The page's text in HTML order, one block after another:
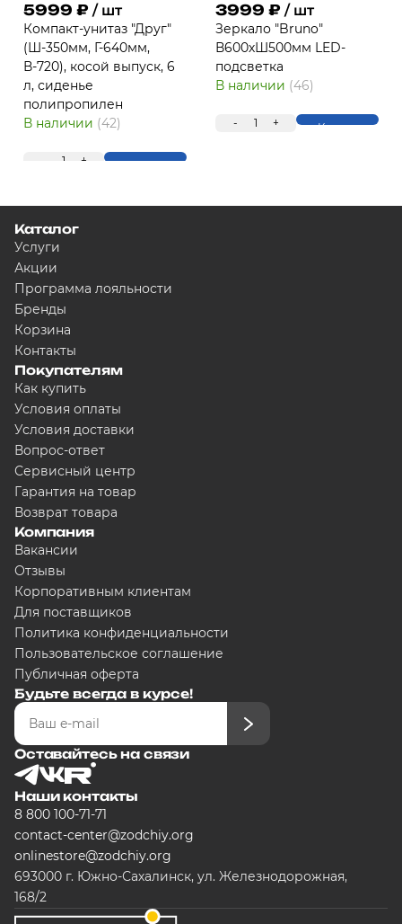
5999 ₽ / шт
Компакт-унитаз "Друг"
(Ш-350мм, Г-640мм,
В-720), косой выпуск, 6
л, сиденье
полипропилен
В наличии (42)
1 + Купить
3999 ₽ / шт
Зеркало "Bruno"
В600хШ500мм LED-
подсветка
В наличии (46)
- 1 + Купить
Каталог
Услуги
Акции
Программа лояльности
Бренды
Корзина
Контакты
Покупателям
Как купить
Условия оплаты
Условия доставки
Вопрос-ответ
Сервисный центр
Гарантия на товар
Возврат товара
Компания
Вакансии
Отзывы
Корпоративным клиентам
Для поставщиков
Политика конфиденциальности
Пользовательское соглашение
Публичная оферта
Будьте всегда в курсе!
Оставайтесь на связи
Наши контакты
8 800 100-71-71
contact-center@zodchiy.org
onlinestore@zodchiy.org
693000 г. Южно-Сахалинск, ул. Железнодорожная,
168/2